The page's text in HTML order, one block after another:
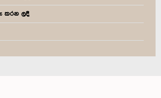
කරන ලදී